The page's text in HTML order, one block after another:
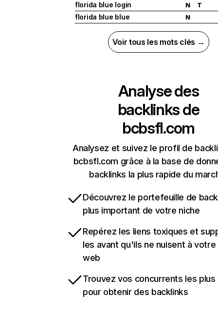
florida blue login N T
florida blue blue N
Voir tous les mots clés →
Analyse des
backlinks de
bcbsfl.com
Analysez et suivez le profil de
bcbsfl.com grâce à la base de
backlinks la plus rapide du
Découvrez le portefeuille de
plus important de votre niche
Repérez les liens toxiques et
les avant qu'ils ne nuisent à
web
Trouvez vos concurrents les
pour obtenir des backlinks